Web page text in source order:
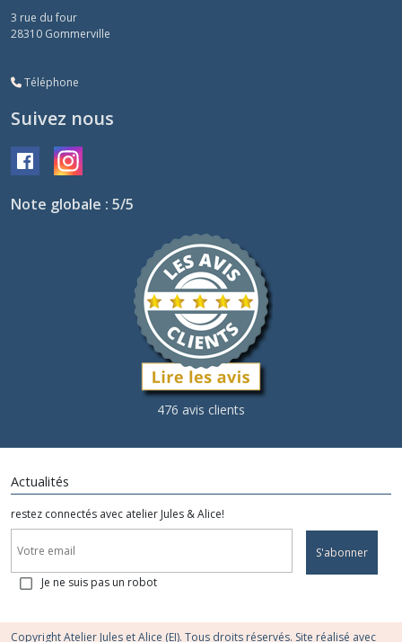
3 rue du four
28310 Gommerville
Téléphone
Suivez nous
Note globale : 5/5
476 avis clients
Actualités
restez connectés avec atelier Jules & Alice!
S'abonner
Je ne suis pas un robot
Copyright Atelier Jules et Alice (EI). Tous droits réservés. Site réalisé avec